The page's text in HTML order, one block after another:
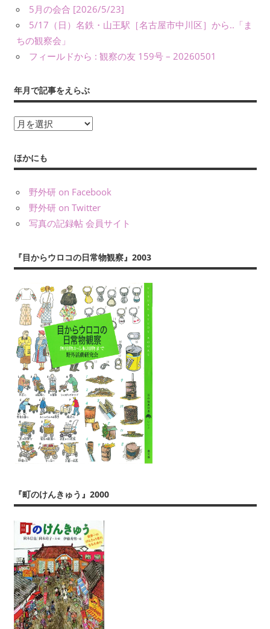
講
演
義）
な
ど
に
り、
表
し
て
す。
5月の会合 [2026/5/23]
5/17（日）名鉄・山王駅［名古屋市中川区］から..「ま
ちの観察会」
フィールドから : 観察の友 159号 – 20260501
年月で記事をえらぶ
年
で
記
ほかにも
野外研 on Facebook
野外研 on Twitter
写真の記録帖 会員サイト
『目からウロコの日常物観察』2003
『町のけんきゅう』2000